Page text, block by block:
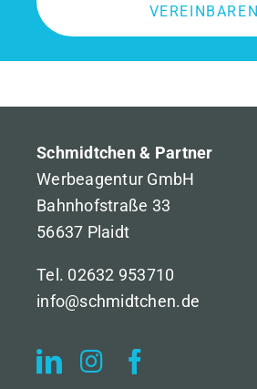
VEREINBAREN
Schmidtchen & Partner
Werbeagentur GmbH
Bahnhofstraße 33
56637 Plaidt
Tel. 02632 953710
info@schmidtchen.de